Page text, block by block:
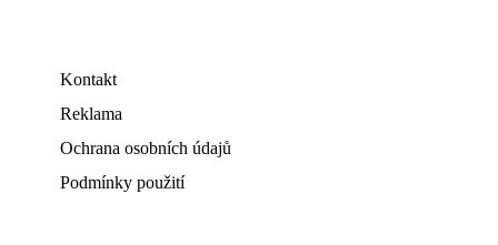
Kontakt
Reklama
Ochrana osobních údajů
Podmínky použití